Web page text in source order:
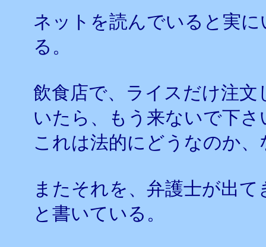
ネットを読んでいると実
る。
飲食店で、ライスだけ注
いたら、もう来ないで下
これは法的にどうなのか
またそれを、弁護士が出
と書いている。